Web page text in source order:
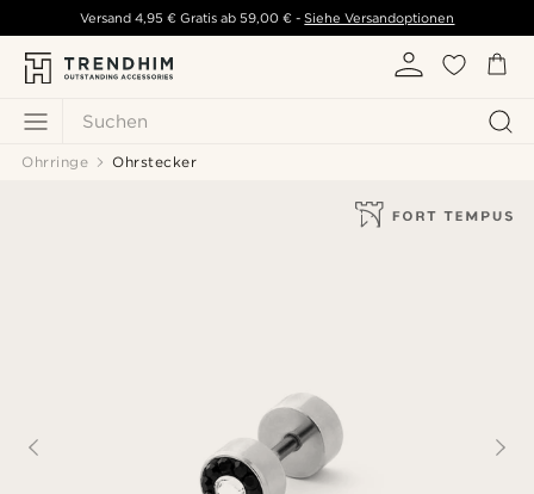
Suchen
Versand 4,95 € Gratis ab 59,00 € - Siehe Versandoptionen
Ohrringe Ohrstecker